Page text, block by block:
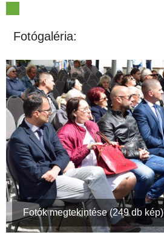
Fotógaléria:
Fotók megtekintése (249 db kép)